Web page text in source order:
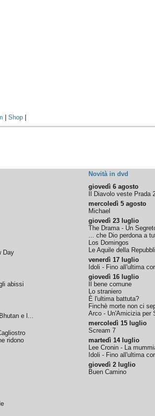
|Shop
Novità in dvd
Day
abissi
e l...
ridono
giovedì 6 agosto
Il Diavolo veste Prada
mercoledì 5 agosto
Michael
giovedì 23 luglio
The Drama - Un
... che Dio perdona a
Los Domingos
Le Aquile della
venerdì 17 luglio
Idoli - Fino all'ultima
giovedì 16 luglio
Il bene comune
Lo straniero
È l'ultima battuta?
Finchè morte non ci
Arco - Un'Amicizia per
mercoledì 15 luglio
Scream 7
martedì 14 luglio
Lee Cronin - La
Idoli - Fino all'ultima
giovedì 2 luglio
Buen Camino